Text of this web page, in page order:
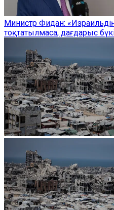
Министр Фидан:
тоқтатылмаса, дағдарыс